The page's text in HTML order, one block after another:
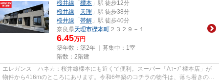
桜井線 「 櫟本 」駅 徒歩12分
桜井線 「 天理 」駅 徒歩38分
桜井線 「 帯解 」駅 徒歩40分
奈良県天理市櫟本町 ２３２９－１
6.45万円
築年数：築2年 ｜募集中： 1室
階数：2階建
エレガンス ハネカ：桜井線櫟本にも近くて便利。スーパー「Aｺｰﾌﾟ櫟本店」が
物件から416mのところにあります。令和6年築のコチラの物件は、落ち着きのあ